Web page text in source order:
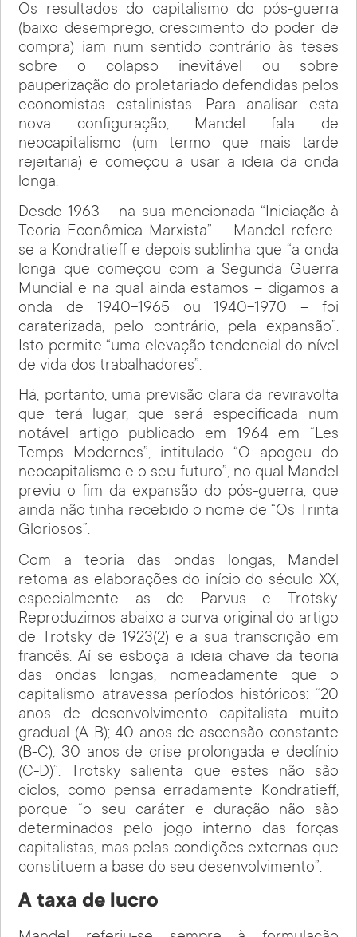
Os resultados do capitalismo do pós-guerra
(baixo desemprego, crescimento do poder de
compra) iam num sentido contrário às teses
sobre o colapso inevitável ou sobre
pauperização do proletariado defendidas pelos
economistas estalinistas. Para analisar esta
nova configuração, Mandel fala de
neocapitalismo (um termo que mais tarde
rejeitaria) e começou a usar a ideia da onda
longa.
Desde 1963 – na sua mencionada “Iniciação à
Teoria Econômica Marxista” – Mandel refere-
se a Kondratieff e depois sublinha que “a onda
longa que começou com a Segunda Guerra
Mundial e na qual ainda estamos – digamos a
onda de 1940-1965 ou 1940-1970 – foi
caraterizada, pelo contrário, pela expansão”.
Isto permite “uma elevação tendencial do nível
de vida dos trabalhadores”.
Há, portanto, uma previsão clara da reviravolta
que terá lugar, que será especificada num
notável artigo publicado em 1964 em “Les
Temps Modernes”, intitulado “O apogeu do
neocapitalismo e o seu futuro”, no qual Mandel
previu o fim da expansão do pós-guerra, que
ainda não tinha recebido o nome de “Os Trinta
Gloriosos”.
Com a teoria das ondas longas, Mandel
retoma as elaborações do início do século XX,
especialmente as de Parvus e Trotsky.
Reproduzimos abaixo a curva original do artigo
de Trotsky de 1923(2) e a sua transcrição em
francês. Aí se esboça a ideia chave da teoria
das ondas longas, nomeadamente que o
capitalismo atravessa períodos históricos: “20
anos de desenvolvimento capitalista muito
gradual (A-B); 40 anos de ascensão constante
(B-C); 30 anos de crise prolongada e declínio
(C-D)”. Trotsky salienta que estes não são
ciclos, como pensa erradamente Kondratieff,
porque “o seu caráter e duração não são
determinados pelo jogo interno das forças
capitalistas, mas pelas condições externas que
constituem a base do seu desenvolvimento”.
A taxa de lucro